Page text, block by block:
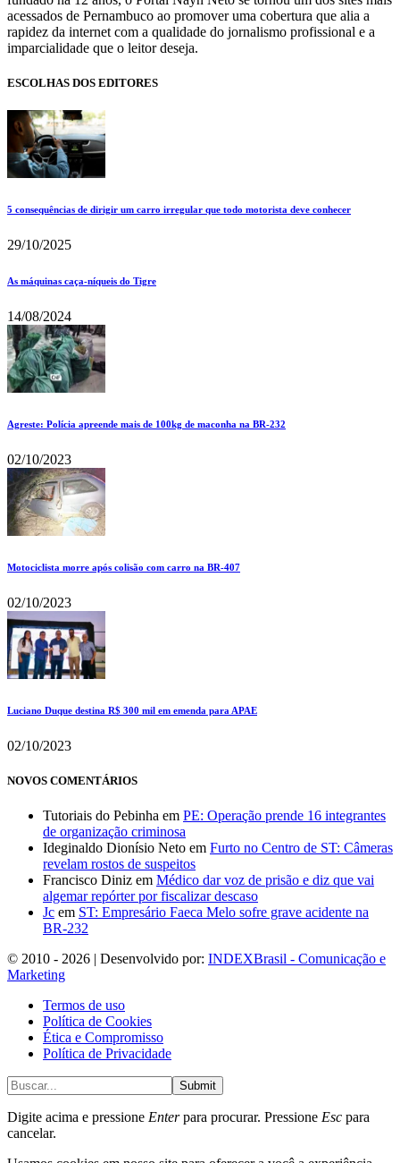
acessados de Pernambuco ao promover uma cobertura que alia a
rapidez da internet com a qualidade do jornalismo profissional e a
imparcialidade que o leitor deseja.
ESCOLHAS DOS EDITORES
5 consequências de dirigir um carro irregular que todo motorista deve conhecer
29/10/2025
As máquinas caça-níqueis do Tigre
14/08/2024
Agreste: Polícia apreende mais de 100kg de maconha na BR-232
02/10/2023
Motociclista morre após colisão com carro na BR-407
02/10/2023
Luciano Duque destina R$ 300 mil em emenda para APAE
02/10/2023
NOVOS COMENTÁRIOS
Tutoriais do Pebinha em PE: Operação prende 16 integrantes
de organização criminosa
Ideginaldo Dionísio Neto em Furto no Centro de ST: Câmeras
revelam rostos de suspeitos
Francisco Diniz em Médico dar voz de prisão e diz que vai
algemar repórter por fiscalizar descaso
Jc em ST: Empresário Faeca Melo sofre grave acidente na
BR-232
© 2010 - 2026 | Desenvolvido por: INDEXBrasil - Comunicação e
Marketing
Termos de uso
Política de Cookies
Ética e Compromisso
Política de Privacidade
Submit
Digite acima e pressione Enterpara procurar. Pressione Esc para
cancelar.